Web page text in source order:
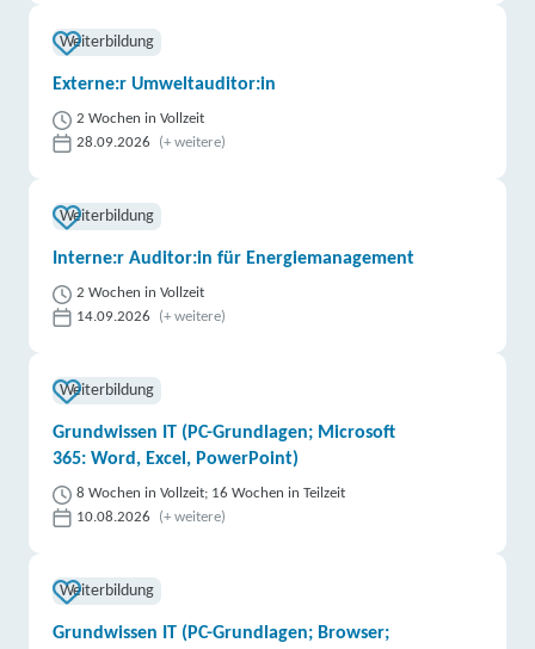
Weiterbildung
Externe:r Umweltauditor:in
2 Wochen in Vollzeit
28.09.2026
(+ weitere)
Weiterbildung
Interne:r Auditor:in für Energiemanagement
2 Wochen in Vollzeit
14.09.2026
(+ weitere)
Weiterbildung
Grundwissen IT (PC-Grundlagen; Microsoft
365: Word, Excel, PowerPoint)
8 Wochen in Vollzeit; 16 Wochen in Teilzeit
10.08.2026
(+ weitere)
Weiterbildung
Grundwissen IT (PC-Grundlagen; Browser;